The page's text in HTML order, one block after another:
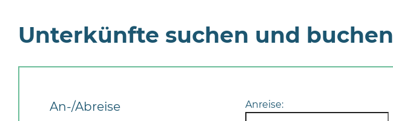
Unterkünfte suchen und buchen
An-/Abreise Anreise: